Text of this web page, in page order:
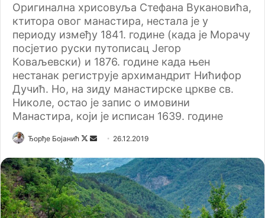
Оригинална хрисовуља Стефана Вукановића,
ктитора овог манастира, нестала је у
периоду између 1841. године (када је Морачу
посјетио руски путописац Јегор
Коваљевски) и 1876. године када њен
нестанак региструје архимандрит Нићифор
Дучић. Но, на зиду манастирске цркве св.
Николе, остао је запис о имовини
Манастира, који је исписан 1639. године
Ђорђе Бојанић
F
l
l
o
w
n
d
a
n
26.12.2019